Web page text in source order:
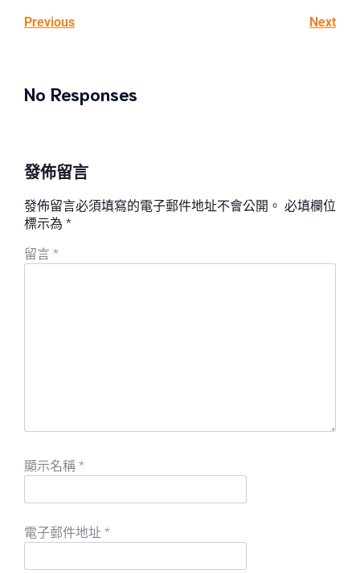
Previous Next
No Responses
發佈留言
發佈留言必須填寫的電子郵件地址不會公開。 必填欄位
標示為 *
留言 *
顯示名稱 *
電子郵件地址 *